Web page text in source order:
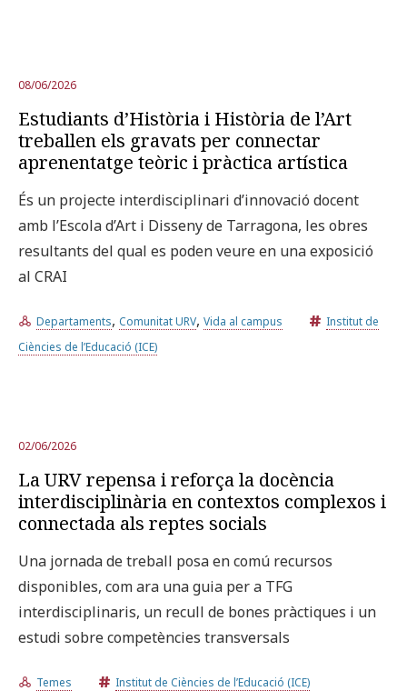
08/06/2026
Estudiants d’Història i Història de l’Art
treballen els gravats per connectar
aprenentatge teòric i pràctica artística
És un projecte interdisciplinari d’innovació docent
amb l’Escola d’Art i Disseny de Tarragona, les obres
resultants del qual es poden veure en una exposició
al CRAI
Departaments, Comunitat URV, Vida al campus
Institut de
Ciències de l’Educació (ICE)
02/06/2026
La URV repensa i reforça la docència
interdisciplinària en contextos complexos i
connectada als reptes socials
Una jornada de treball posa en comú recursos
disponibles, com ara una guia per a TFG
interdisciplinaris, un recull de bones pràctiques i un
estudi sobre competències transversals
Temes Institut de Ciències de l’Educació (ICE)